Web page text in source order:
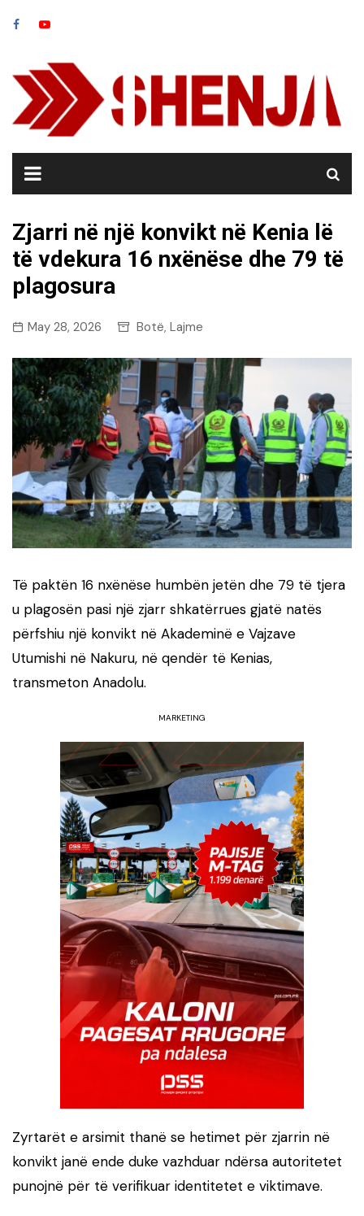
Zjarri në një konvikt në Kenia lë
të vdekura 16 nxënëse dhe 79 të
plagosura
May 28, 2026 Botë, Lajme
Të paktën 16 nxënëse humbën jetën dhe 79 të tjera
u plagosën pasi një zjarr shkatërrues gjatë natës
përfshiu një konvikt në Akademinë e Vajzave
Utumishi në Nakuru, në qendër të Kenias,
transmeton Anadolu.
MARKETING
Zyrtarët e arsimit thanë se hetimet për zjarrin në
konvikt janë ende duke vazhduar ndërsa autoritetet
punojnë për të verifikuar identitetet e viktimave.